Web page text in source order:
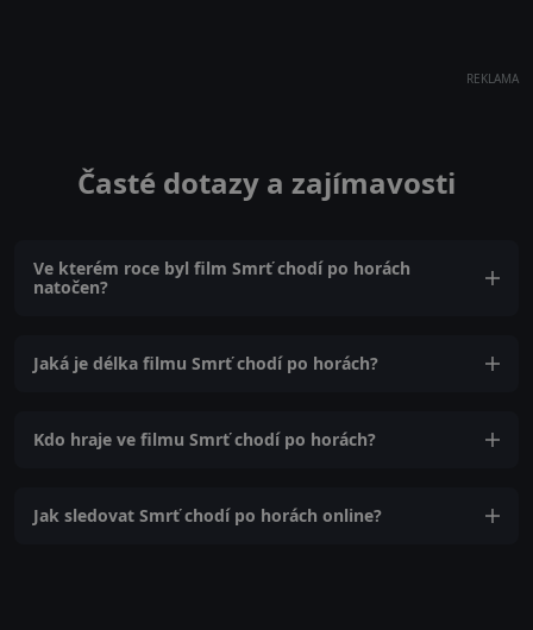
REKLAMA
Časté dotazy a zajímavosti
Ve kterém roce byl film Smrť chodí po horách
natočen?
Jaká je délka filmu Smrť chodí po horách?
Kdo hraje ve filmu Smrť chodí po horách?
Jak sledovat Smrť chodí po horách online?